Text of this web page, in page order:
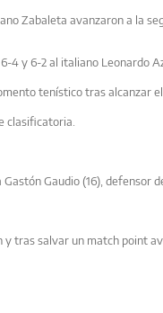
Zabaleta avanzaron a la
y 6-2 al italiano Leonardo
tenístico tras alcanzar
clasificatoria.
Gaudio (16), defensor
tras salvar un match point